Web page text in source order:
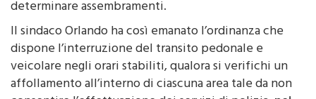
Il sindaco Orlando ha così emanato l’ordinanza che
dispone l’interruzione del transito pedonale e
veicolare negli orari stabiliti, qualora si verifichi un
affollamento all’interno di ciascuna area tale da non
consentire l’effettuazione dei servizi di polizia,nei